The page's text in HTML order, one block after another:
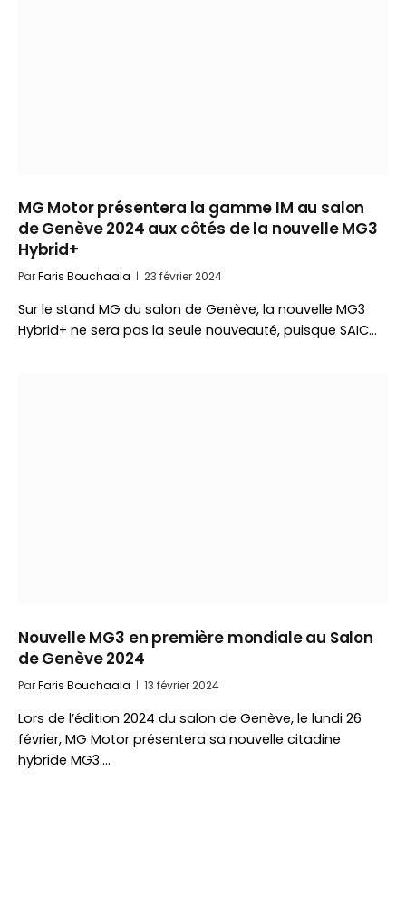
MG Motor présentera la gamme IM au salon
de Genève 2024 aux côtés de la nouvelle MG3
Hybrid+
ParFaris Bouchaala 23 février 2024
Sur le stand MG du salon de Genève, la nouvelle MG3
Hybrid+ ne sera pas la seule nouveauté, puisque SAIC…
Nouvelle MG3 en première mondiale au Salon
de Genève 2024
ParFaris Bouchaala 13 février 2024
Lors de l’édition 2024 du salon de Genève, le lundi 26
février, MG Motor présentera sa nouvelle citadine
hybride MG3.…